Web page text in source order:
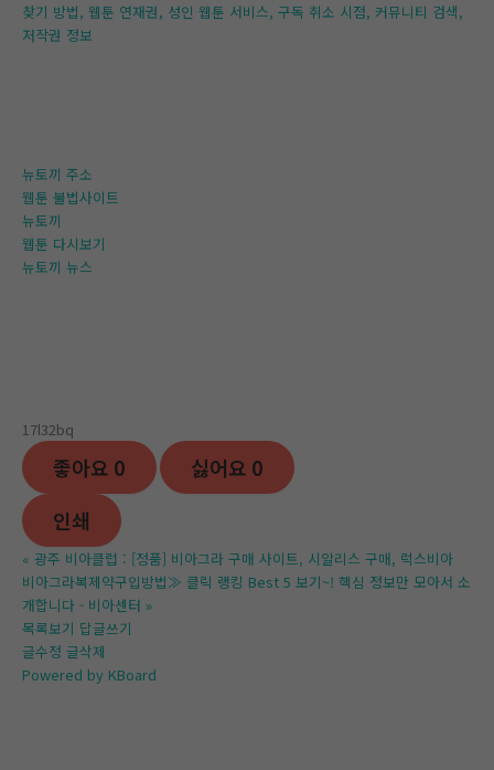
찾기 방법, 웹툰 연재권, 성인 웹툰 서비스, 구독 취소 시점, 커뮤니티 검색,
저작권 정보
뉴토끼 주소
웹툰 불법사이트
뉴토끼
웹툰 다시보기
뉴토끼 뉴스
17l32bq
좋아요 0 싫어요 0
인쇄
« 광주 비아클럽 : [정품] 비아그라 구매 사이트, 시알리스 구매, 럭스비아
비아그라복제약구입방법≫ 클릭 랭킹 Best 5 보기~! 핵심 정보만 모아서 소
개합니다 - 비아센터 »
목록보기 답글쓰기
글수정 글삭제
Powered by KBoard